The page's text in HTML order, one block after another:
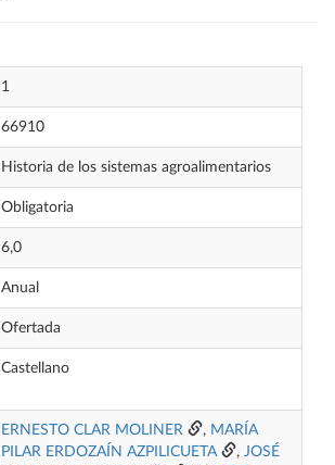
1
66910
Historia de los sistemas agroalimentarios
Obligatoria
6,0
Anual
Ofertada
Castellano
ERNESTO CLAR MOLINER , MARÍA
PILAR ERDOZAÍN AZPILICUETA
, JOSÉ